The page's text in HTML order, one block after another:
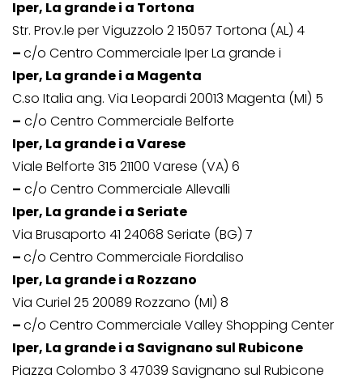
Iper, La grande i a Tortona
Str. Prov.le per Viguzzolo 2 15057 Tortona (AL) 4
–c/o Centro Commerciale Iper La grande i
Iper, La grande i a Magenta
C.so Italia ang. Via Leopardi 20013 Magenta (MI) 5
– c/o Centro Commerciale Belforte
Iper, La grande i a Varese
Viale Belforte 315 21100 Varese (VA) 6
– c/o Centro Commerciale Allevalli
Iper, La grande i a Seriate
Via Brusaporto 41 24068 Seriate (BG) 7
–c/o Centro Commerciale Fiordaliso
Iper, La grande i a Rozzano
Via Curiel 25 20089 Rozzano (MI) 8
–c/o Centro Commerciale Valley Shopping Center
Iper, La grande i a Savignano sul Rubicone
Piazza Colombo 3 47039 Savignano sul Rubicone